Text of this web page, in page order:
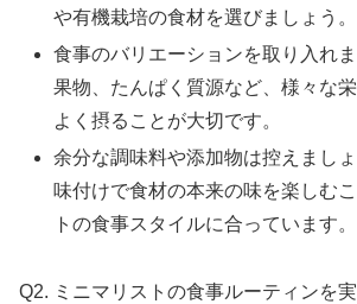
や有機栽培の食材を選びましょう。
食事のバリエーションを取り入れ
果物、たんぱく質源など、様々な
よく摂ることが大切です。
余分な調味料や添加物は控えまし
味付けで食材の本来の味を楽しむ
トの食事スタイルに合っています。
Q2. ミニマリストの食事ルーティンを